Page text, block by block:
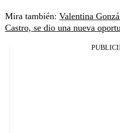
Mira también: Valentina
Castro, se dio una nueva